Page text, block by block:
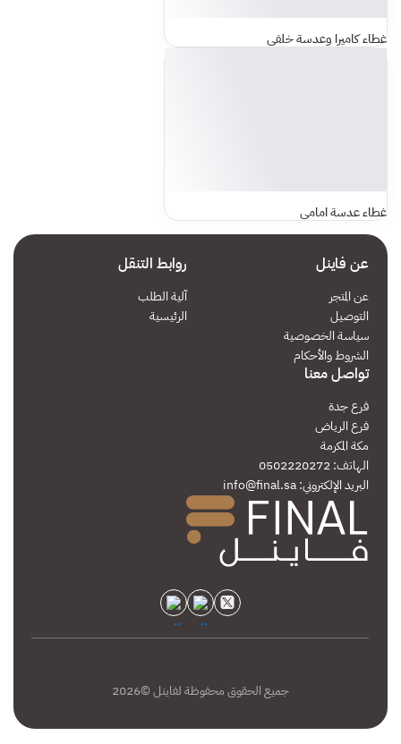
غطاء كاميرا وعدسة خلفي
غطاء عدسة امامي
عن فاينل
عن المتجر
التوصيل
سياسة الخصوصية
الشروط والأحكام
روابط التنقل
آلية الطلب
الرئيسية
تواصل معنا
فرع جدة
فرع الرياض
مكة المكرمة
الهاتف: 0502220272
البريد الإلكتروني:info@final.sa
جميع الحقوق محفوظة لفاينل ©2026